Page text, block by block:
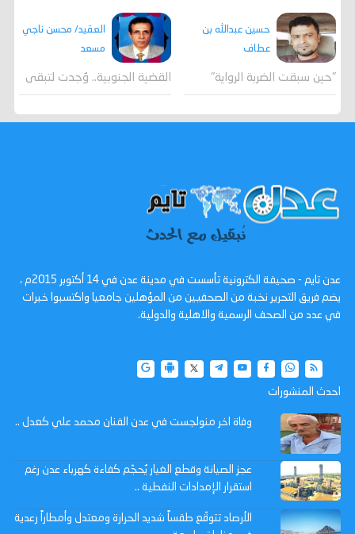
حسين عبدالله بن
عطاف
"حين سبقت الضربة الرواية"
العقيد/ محسن ناجي
مسعد
القضية الجنوبية.. وُجدت لتبقى
عدن تايم - صحيفة الكترونية تأسست في مدينة عدن في 14 أكتوبر 2015م ،
يضم فريق التحرير نخبة من الصحفيين من المؤهلين جامعيا واكتسبوا خبرات
في عدد من الصحف الرسمية والاهلية والدولية.
احدث المنشورات
وفاة اخر منولجست في عدن الفنان محمد علي كعدل ..
عجز الصيانة وقطع الغيار يُحجّم كفاءة كهرباء عدن رغم
استقرار الإمدادات النفطية ..
الأرصاد تتوقّع طقساً شديد الحرارة ومعتدل وأمطاراً رعدية